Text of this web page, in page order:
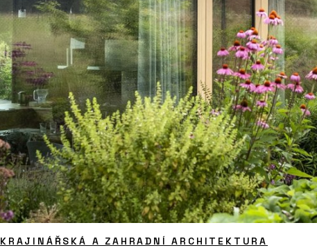
KRAJINÁŘSKÁ A ZAHRADNÍ ARCHITEKTURA